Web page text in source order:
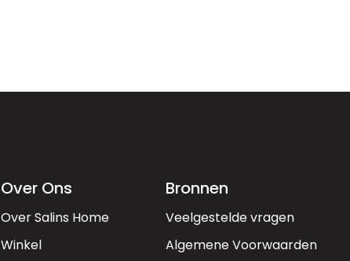
Over Ons
Over Salins Home
Winkel
Bronnen
Veelgestelde vragen
Algemene Voorwaarden